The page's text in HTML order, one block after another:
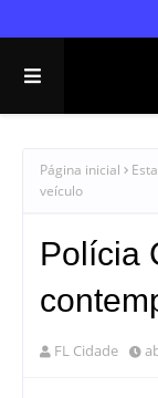
Página inicial
veículo
Polícia
FL Cidade